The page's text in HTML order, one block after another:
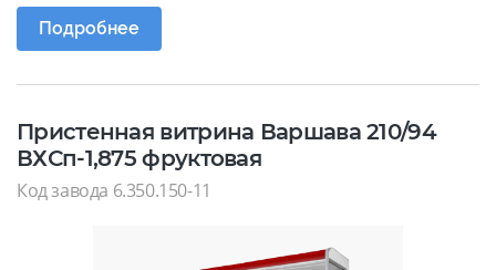
Подробнее
Пристенная витрина Варшава 210/94
ВХСп-1,875 фруктовая
Код завода 6.350.150-11